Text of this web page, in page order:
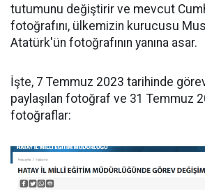
tutumunu değiştirir ve mevcut
fotoğrafını, ülkemizin kurucusu
Atatürk'ün fotoğrafının yanına asar.
İşte, 7 Temmuz 2023 tarihinde
paylaşılan fotoğraf ve 31 Temmuz
fotoğraflar: